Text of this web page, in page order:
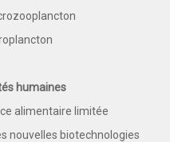
humaines
alimentaire limitée
nouvelles biotechnologies